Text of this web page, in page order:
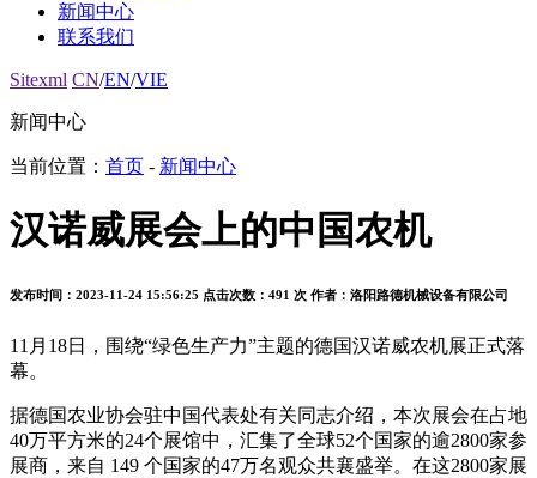
新闻中心
联系我们
Sitexml CN/EN/VIE
新闻中心
当前位置： 首页 - 新闻中心
汉诺威展会上的中国农机
发布时间：2023-11-24 15:56:25 点击次数：491 次 作者：洛阳路德机械设备有限公司
11 月 18日，围绕“绿色生产力”主题的德国汉诺威农机展正式落
幕。
据德国农业协会驻中国代表处有关同志介绍，本次展会在占地
40万平方米的24个展馆中，汇集了全球52个国家的逾2800家参
展商，来自 149 个国家的47万名观众共襄盛举。在这2800家展